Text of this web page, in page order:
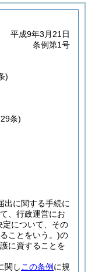
平成9年3月21日
条例第1号
)
条)
出に関する手続に
、行政運営にお
定について、その
ことをいう。)の
に資することを
関し この条例 に規